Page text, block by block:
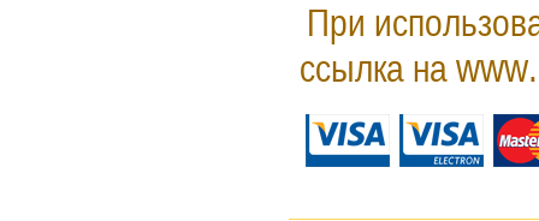
При
ссылка на